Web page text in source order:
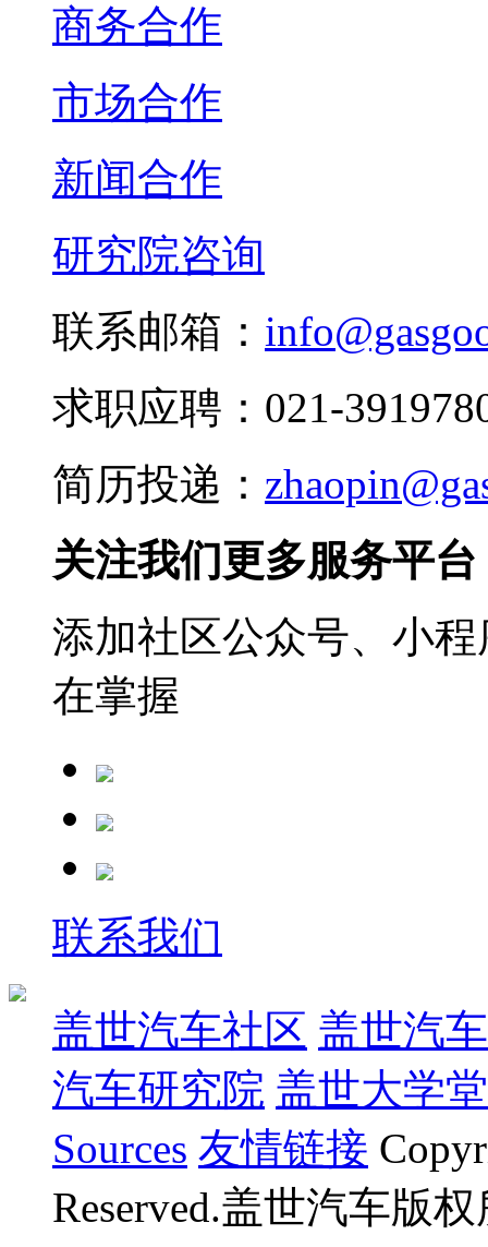
商务合作
市场合作
新闻合作
研究院咨询
联系邮箱：
求职应聘：021-
简历投递：
关注我们更多服务平台
添加社区公众号、小
在掌握
联系我们
盖世汽车社区 盖世汽
汽车研究院 盖世大学堂
Sources 友情链接
Reserved.盖世汽车版